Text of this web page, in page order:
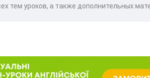
тем уроков, а также дополнительных